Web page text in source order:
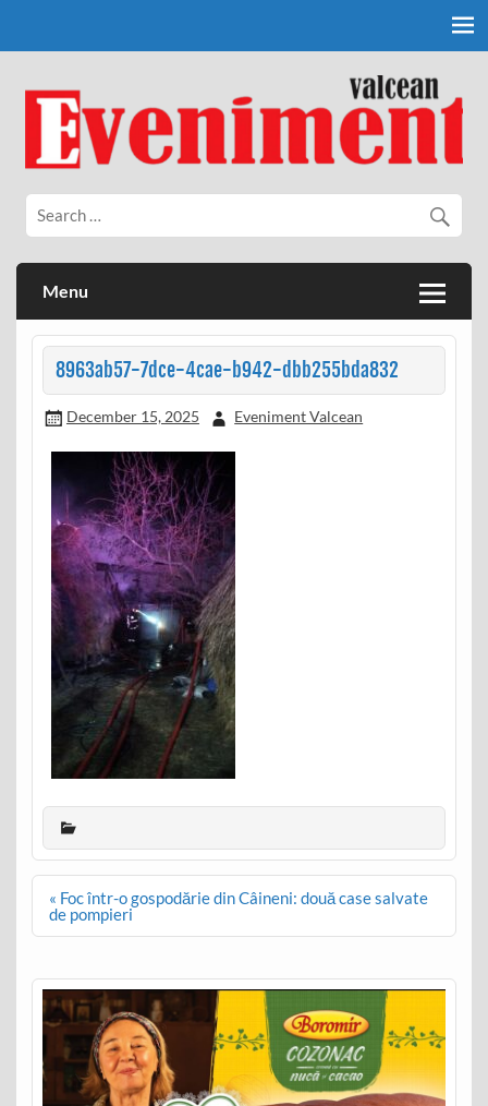
Eveniment Valcean
Menu
8963ab57-7dce-4cae-b942-dbb255bda832
December 15, 2025 Eveniment Valcean
Post
navigation
« Foc într-o gospodărie din Câineni: două case salvate
de pompieri